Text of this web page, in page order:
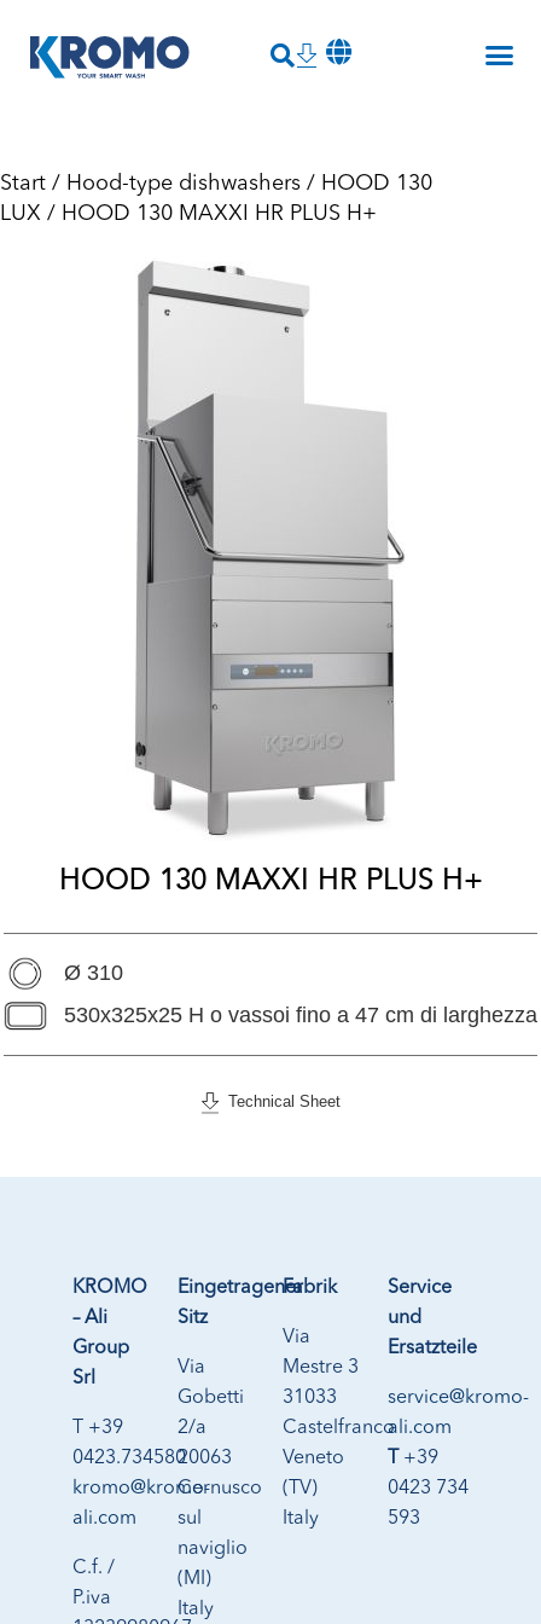
Start / Hood-type dishwashers / HOOD 130
LUX / HOOD 130 MAXXI HR PLUS H+
HOOD 130 MAXXI HR PLUS H+
Ø 310
530x325x25 H o vassoi fino a 47 cm di larghezza
Technical Sheet
KROMO
– Ali
Group
Srl
T +39
0423.734580
kromo@kromo-
ali.com
C.f. /
P.iva
Eingetragener
Sitz
Via
Gobetti
2/a
20063
Cernusco
sul
naviglio
(MI)
Italy
Fabrik
Via
Mestre 3
31033
Castelfranco
Veneto
(TV)
Italy
Service
und
Ersatzteile
service@kromo-
ali.com
T +39
0423 734
593